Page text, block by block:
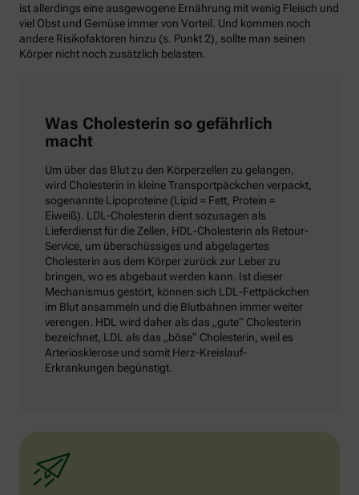
ist allerdings eine ausgewogene Ernährung mit wenig Fleisch und
viel Obst und Gemüse immer von Vorteil. Und kommen noch
andere Risikofaktoren hinzu (s. Punkt 2), sollte man seinen
Körper nicht noch zusätzlich belasten.
Was Cholesterin so gefährlich
macht
Um über das Blut zu den Körperzellen zu gelangen,
wird Cholesterin in kleine Transportpäckchen verpackt,
sogenannte Lipoproteine (Lipid = Fett, Protein =
Eiweiß). LDL-Cholesterin dient sozusagen als
Lieferdienst für die Zellen, HDL-Cholesterin als Retour-
Service, um überschüssiges und abgelagertes
Cholesterin aus dem Körper zurück zur Leber zu
bringen, wo es abgebaut werden kann. Ist dieser
Mechanismus gestört, können sich LDL-Fettpäckchen
im Blut ansammeln und die Blutbahnen immer weiter
verengen. HDL wird daher als das „gute“ Cholesterin
bezeichnet, LDL als das „böse“ Cholesterin, weil es
Arteriosklerose und somit Herz-Kreislauf-
Erkrankungen begünstigt.